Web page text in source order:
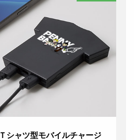
Ｔシャツ型モバイルチャージ